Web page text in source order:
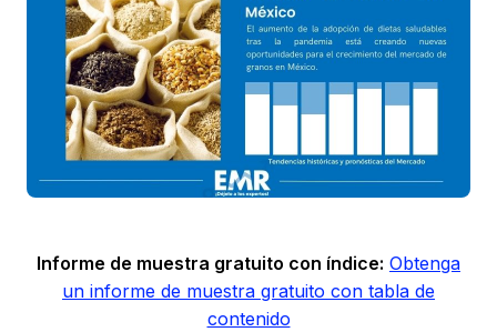
Informe de muestra gratuito con índice: Obtenga
un informe de muestra gratuito con tabla de
contenido